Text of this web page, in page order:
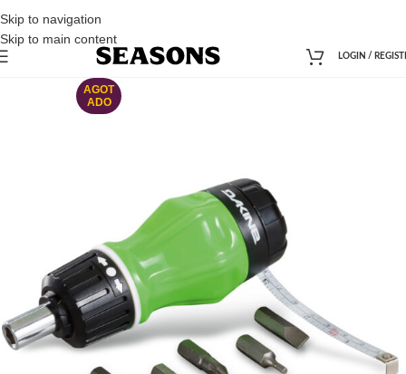
Skip to navigation
Skip to main content
LOGIN /
AGOT
ADO